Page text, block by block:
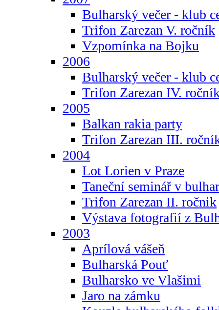
Bulharský večer - klub
Trifon Zarezan V. ročník
Vzpomínka na Bojku
2006
Bulharský večer - klub
Trifon Zarezan IV.
2005
Balkan rakia party
Trifon Zarezan III.
2004
Lot Lorien v Praze
Taneční seminář v
Trifon Zarezan II. ročnik
Výstava fotografií z
2003
Aprílová vášeň
Bulharská Pouť
Bulharsko ve Vlašimi
Jaro na zámku